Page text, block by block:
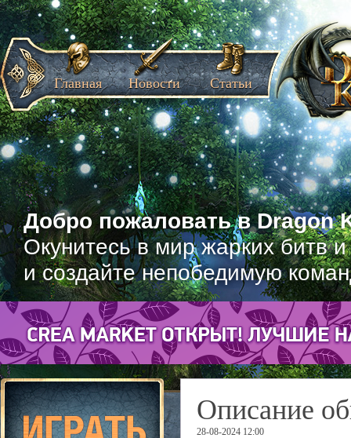
Добро пожаловать в Dragon
Окунитесь в мир жарких битв
и создайте непобедимую
Главная Новости Статьи
Описание
28-08-2024 12:00